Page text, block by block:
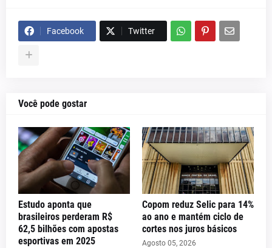
Facebook Twitter
Você pode gostar
Estudo aponta que
brasileiros perderam R$
62,5 bilhões com apostas
esportivas em 2025
Copom reduz Selic para 14%
ao ano e mantém ciclo de
cortes nos juros básicos
Agosto 05, 2026